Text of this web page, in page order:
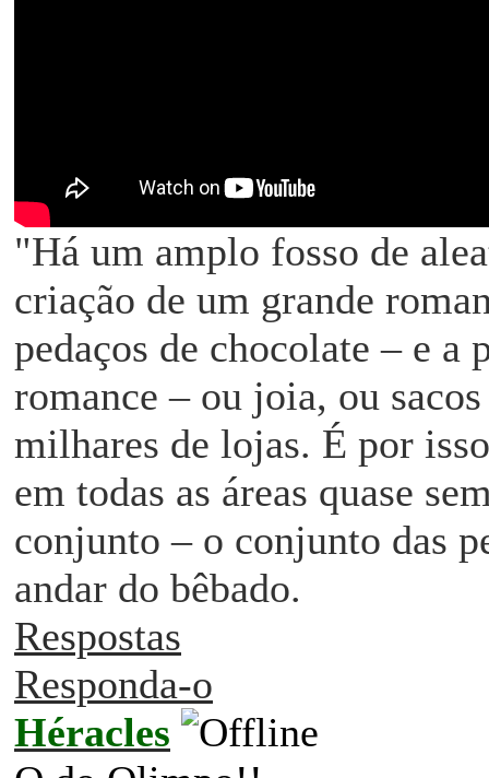
"Há um amplo fosso de
criação de um grande
pedaços de chocolate – e a
romance – ou joia, ou
milhares de lojas. É por
em todas as áreas quase
conjunto – o conjunto das
andar do bêbado.
Respostas
Responda-o
Héracles